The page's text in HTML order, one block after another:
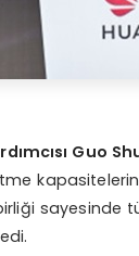
Guo
birliği